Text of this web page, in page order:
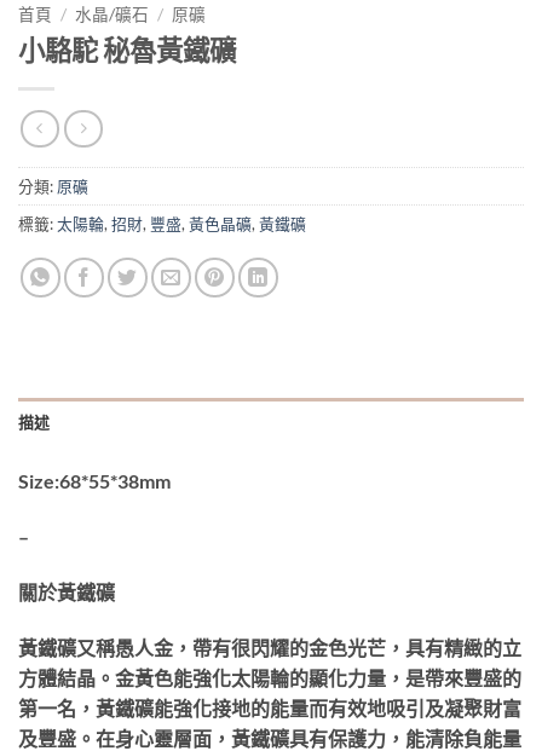
首頁 / 水晶/礦石 / 原礦
小駱駝 秘魯黃鐵礦
分類: 原礦
標籤:太陽輪,招財, 豐盛,黃色晶礦,黃鐵礦
描述
Size:68*55*38mm
–
關於黃鐵礦
黃鐵礦又稱愚人金，帶有很閃耀的金色光芒，具有精緻的立
方體結晶。金黃色能強化太陽輪的顯化力量，是帶來豐盛的
第一名，黃鐵礦能強化接地的能量而有效地吸引及凝聚財富
及豐盛。在身心靈層面，黃鐵礦具有保護力，能清除負能量